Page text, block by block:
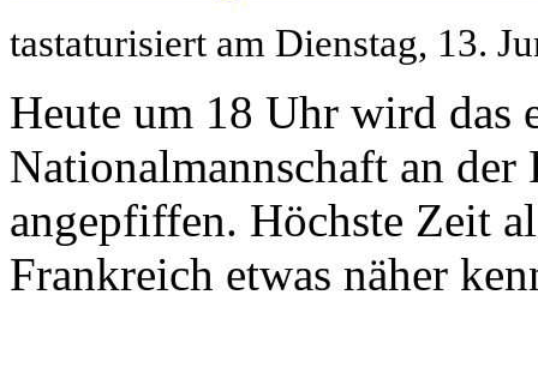
tastaturisiert am Dienstag, 13.
Heute um 18 Uhr wird das
Nationalmannschaft an
angepfiffen. Höchste Zeit
Frankreich etwas näher